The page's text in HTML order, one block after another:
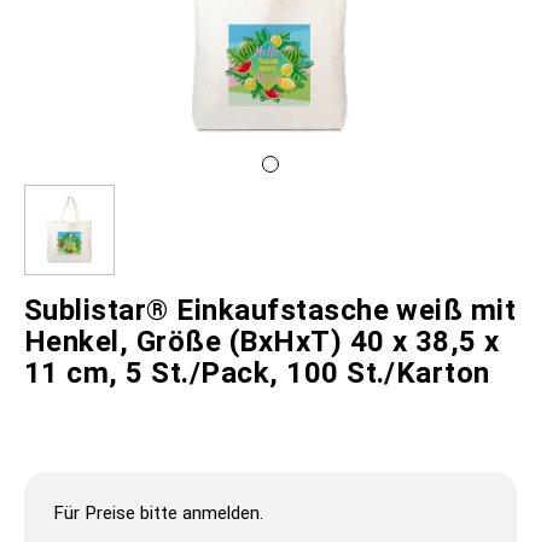
Sublistar® Einkaufstasche weiß mit
Henkel, Größe (BxHxT) 40 x 38,5 x
11 cm, 5 St./Pack, 100 St./Karton
Für Preise bitte anmelden.